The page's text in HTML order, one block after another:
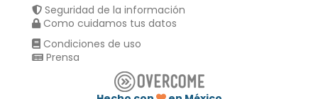
Seguridad de la información
Como cuidamos tus datos
Condiciones de uso
Prensa